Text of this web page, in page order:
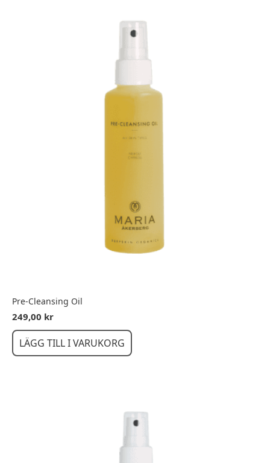
Pre-Cleansing Oil
249,00 kr
LÄGG TILL I VARUKORG